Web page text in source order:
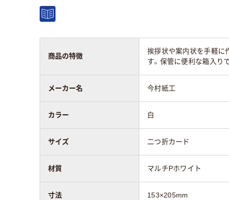
商品の特徴
挨拶状や案内状を手軽に
す。保管に便利な箱入り
メーカー名 今村紙工
カラー 白
サイズ 二つ折カード
材質 マルチPホワイト
寸法 153×205mm